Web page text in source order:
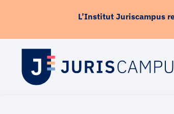
L’Institut Juriscampus